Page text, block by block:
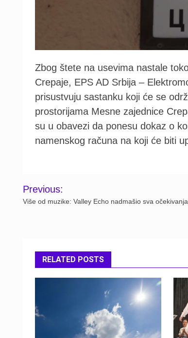
Zbog štete na usevima nastale
Crepaje, EPS AD Srbija –
prisustvuju sastanku koji će se
prostorijama Mesne zajednice
su u obavezi da ponesu dokaz o
namenskog računa na koji će biti
Post
navigation
Previous:
Više od muzike: Valley Echo nadmašio sva očekivanja
RELATED POSTS